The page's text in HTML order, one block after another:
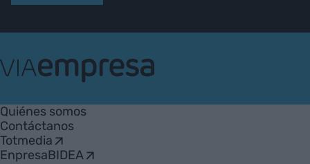
Empresa
Quiénes somos
Contáctanos
Totmedia
EnpresaBIDEA